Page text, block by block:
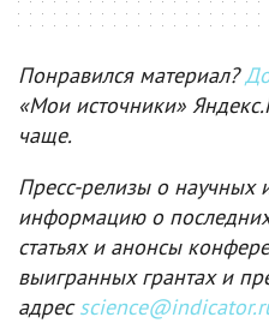
Понравился материал?
«Мои источники»
чаще.
Пресс-релизы о научных
информацию о
статьях и анонсы
выигранных грантах и
адрес